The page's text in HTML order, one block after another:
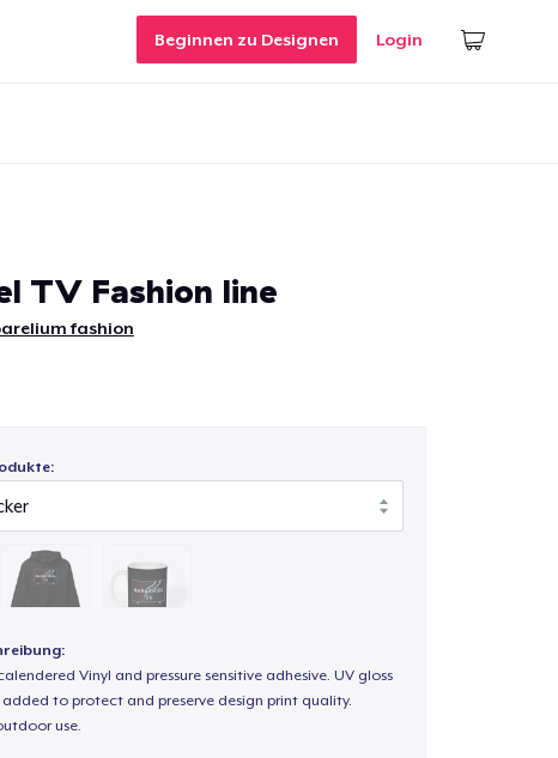
Beginnen zu Designen Login
TV Fashion line
fashion
Vinyl and pressure sensitive adhesive. UV gloss
to protect and preserve design print quality.
use.